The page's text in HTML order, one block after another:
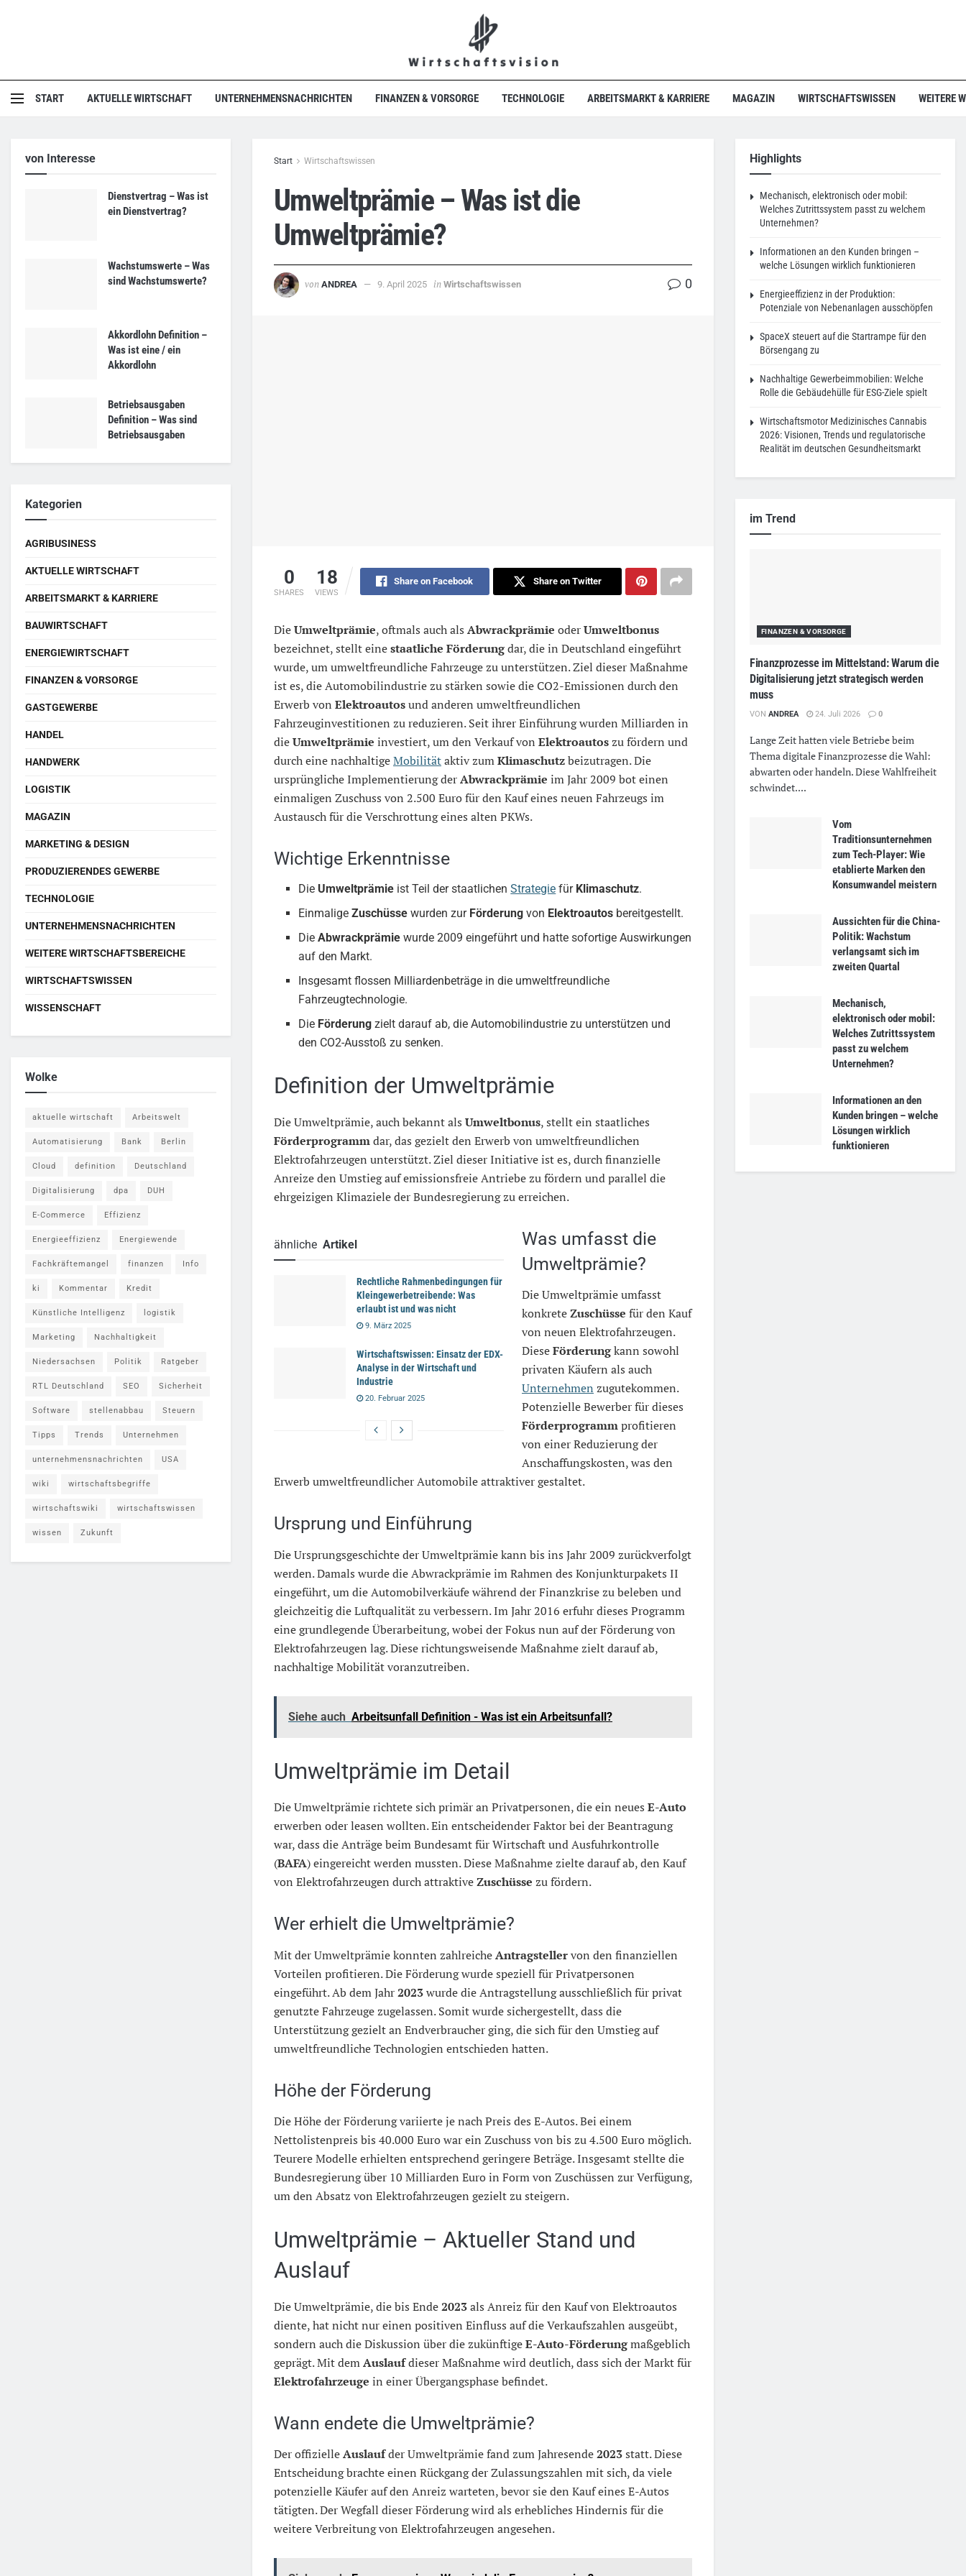
START AKTUELLE WIRTSCHAFT UNTERNEHMENSNACHRICHTEN FINANZEN & VORSORGE TECHNOLOGIE ARBEITSMARKT & KARRIERE MAGAZIN WIRTSCHAFTSWISSEN WEITERE
Start Wirtschaftswissen
Umweltprämie – Was ist die
Umweltprämie?
von ANDREA 9. April 2025 in Wirtschaftswissen 0
0
SHARES
18
VIEWS
Share on Facebook Share on Twitter
DieUmweltprämie, oftmals auch als Abwrackprämie oderUmweltbonus
bezeichnet, stellt einestaatliche Förderungdar, die in Deutschland eingeführt
wurde, um umweltfreundliche Fahrzeuge zu unterstützen. Ziel dieser Maßnahme
ist es, die Automobilindustrie zu stärken sowie die CO2-Emissionen durch den
Erwerb von Elektroautosund anderen umweltfreundlichen
Fahrzeuginvestitionen zu reduzieren. Seit ihrer Einführung wurden Milliarden in
dieUmweltprämie investiert, um den Verkauf von Elektroautoszu fördern und
durch eine nachhaltigeMobilitätaktiv zumKlimaschutzbeizutragen. Die
ursprüngliche Implementierung derAbwrackprämie im Jahr 2009 bot einen
einmaligen Zuschuss von 2.500 Euro für den Kauf eines neuen Fahrzeugs im
Austausch für die Verschrottung eines alten PKWs.
Wichtige Erkenntnisse
Die Umweltprämie ist Teil der staatlichenStrategie für Klimaschutz.
EinmaligeZuschüsse wurden zur Förderung von Elektroautos bereitgestellt.
DieAbwrackprämie wurde 2009 eingeführt und hatte sofortige Auswirkungen
auf den Markt.
Insgesamt flossen Milliardenbeträge in die umweltfreundliche
Fahrzeugtechnologie.
Die Förderung zielt darauf ab, die Automobilindustrie zu unterstützen und
den CO2-Ausstoß zu senken.
Definition der Umweltprämie
Die Umweltprämie, auch bekannt als Umweltbonus, stellt ein staatliches
Förderprogrammdar, das gezielt den Erwerb von umweltfreundlichen
Elektrofahrzeugen unterstützt. Ziel dieser Initiative ist es, durch finanzielle
Anreize den Umstieg auf emissionsfreie Antriebe zu fördern und parallel die
ehrgeizigen Klimaziele der Bundesregierung zu erreichen.
ähnliche Artikel
Rechtliche Rahmenbedingungen für
Kleingewerbetreibende: Was
erlaubt ist und was nicht
9. März 2025
Wirtschaftswissen: Einsatz der EDX-
Analyse in der Wirtschaft und
Industrie
20. Februar 2025
Was umfasst die
Umweltprämie?
Die Umweltprämie umfasst
konkreteZuschüsse für den Kauf
von neuen Elektrofahrzeugen.
DieseFörderungkann sowohl
privaten Käufern als auch
Unternehmen zugutekommen.
Potenzielle Bewerber für dieses
Förderprogrammprofitieren
von einer Reduzierung der
Anschaffungskosten, was den
Erwerb umweltfreundlicher Automobile attraktiver gestaltet.
Ursprung und Einführung
Die Ursprungsgeschichte der Umweltprämie kann bis ins Jahr 2009 zurückverfolgt
werden. Damals wurde die Abwrackprämie im Rahmen des Konjunkturpakets II
eingeführt, um die Automobilverkäufe während der Finanzkrise zu beleben und
gleichzeitig die Luftqualität zu verbessern. Im Jahr 2016 erfuhr dieses Programm
eine grundlegende Überarbeitung, wobei der Fokus nun auf der Förderung von
Elektrofahrzeugen lag. Diese richtungsweisende Maßnahme zielt darauf ab,
nachhaltige Mobilität voranzutreiben.
Siehe auch Arbeitsunfall Definition - Was ist ein Arbeitsunfall?
Umweltprämie im Detail
Die Umweltprämie richtete sich primär an Privatpersonen, die ein neues E-Auto
erwerben oder leasen wollten. Ein entscheidender Faktor bei der Beantragung
war, dass die Anträge beim Bundesamt für Wirtschaft und Ausfuhrkontrolle
(BAFA) eingereicht werden mussten. Diese Maßnahme zielte darauf ab, den Kauf
von Elektrofahrzeugen durch attraktiveZuschüsse zu fördern.
Wer erhielt die Umweltprämie?
Mit der Umweltprämie konnten zahlreicheAntragstellervon den finanziellen
Vorteilen profitieren. Die Förderung wurde speziell für Privatpersonen
eingeführt. Ab dem Jahr2023wurde die Antragstellung ausschließlich für privat
genutzte Fahrzeuge zugelassen. Somit wurde sichergestellt, dass die
Unterstützung gezielt an Endverbraucher ging, die sich für den Umstieg auf
umweltfreundliche Technologien entschieden hatten.
Höhe der Förderung
Die Höhe der Förderung variierte je nach Preis des E-Autos. Bei einem
Nettolistenpreis bis 40.000 Euro war ein Zuschuss von bis zu 4.500 Euro möglich.
Teurere Modelle erhielten entsprechend geringere Beträge. Insgesamt stellte die
Bundesregierung über 10 Milliarden Euro in Form von Zuschüssen zur Verfügung,
um den Absatz von Elektrofahrzeugen gezielt zu steigern.
Umweltprämie – Aktueller Stand und
Auslauf
Die Umweltprämie, die bis Ende2023als Anreiz für den Kauf von Elektroautos
diente, hat nicht nur einen positiven Einfluss auf die Verkaufszahlen ausgeübt,
sondern auch die Diskussion über die zukünftigeE-Auto-Förderungmaßgeblich
geprägt. Mit demAuslaufdieser Maßnahme wird deutlich, dass sich der Markt für
Elektrofahrzeuge in einer Übergangsphase befindet.
Wann endete die Umweltprämie?
Der offizielleAuslaufder Umweltprämie fand zum Jahresende2023statt. Diese
Entscheidung brachte einen Rückgang der Zulassungszahlen mit sich, da viele
potenzielle Käufer auf den Anreiz warteten, bevor sie den Kauf eines E-Autos
tätigten. Der Wegfall dieser Förderung wird als erhebliches Hindernis für die
weitere Verbreitung von Elektrofahrzeugen angesehen.
von Interesse
Dienstvertrag – Was ist
ein Dienstvertrag?
Wachstumswerte – Was
sind Wachstumswerte?
Akkordlohn Definition –
Was ist eine / ein
Akkordlohn
Betriebsausgaben
Definition – Was sind
Betriebsausgaben
Kategorien
AGRIBUSINESS
AKTUELLE WIRTSCHAFT
ARBEITSMARKT & KARRIERE
BAUWIRTSCHAFT
ENERGIEWIRTSCHAFT
FINANZEN & VORSORGE
GASTGEWERBE
HANDEL
HANDWERK
LOGISTIK
MAGAZIN
MARKETING & DESIGN
PRODUZIERENDES GEWERBE
TECHNOLOGIE
UNTERNEHMENSNACHRICHTEN
WEITERE WIRTSCHAFTSBEREICHE
WIRTSCHAFTSWISSEN
WISSENSCHAFT
Wolke
aktuelle wirtschaft Arbeitswelt
Automatisierung Bank Berlin
Cloud definition Deutschland
Digitalisierung dpa DUH
E-Commerce Effizienz
Energieeffizienz Energiewende
Fachkräftemangel finanzen Info
ki Kommentar Kredit
Künstliche Intelligenz logistik
Marketing Nachhaltigkeit
Niedersachsen Politik Ratgeber
RTL Deutschland SEO Sicherheit
Software stellenabbau Steuern
Tipps Trends Unternehmen
unternehmensnachrichten USA
wiki wirtschaftsbegriffe
wirtschaftswiki wirtschaftswissen
wissen Zukunft
Highlights
Mechanisch, elektronisch oder mobil:
Welches Zutrittssystem passt zu welchem
Unternehmen?
Informationen an den Kunden bringen –
welche Lösungen wirklich funktionieren
Energieeffizienz in der Produktion:
Potenziale von Nebenanlagen ausschöpfen
SpaceX steuert auf die Startrampe für den
Börsengang zu
Nachhaltige Gewerbeimmobilien: Welche
Rolle die Gebäudehülle für ESG-Ziele spielt
Wirtschaftsmotor Medizinisches Cannabis
2026: Visionen, Trends und regulatorische
Realität im deutschen Gesundheitsmarkt
im Trend
FINANZEN & VORSORGE
Finanzprozesse im Mittelstand: Warum die
Digitalisierung jetzt strategisch werden
muss
VON ANDREA 24. Juli 2026 0
Lange Zeit hatten viele Betriebe beim
Thema digitale Finanzprozesse die Wahl:
abwarten oder handeln. Diese Wahlfreiheit
schwindet....
Vom
Traditionsunternehmen
zum Tech-Player: Wie
etablierte Marken den
Konsumwandel meistern
Aussichten für die China-
Politik: Wachstum
verlangsamt sich im
zweiten Quartal
Mechanisch,
elektronisch oder mobil:
Welches Zutrittssystem
passt zu welchem
Unternehmen?
Informationen an den
Kunden bringen – welche
Lösungen wirklich
funktionieren